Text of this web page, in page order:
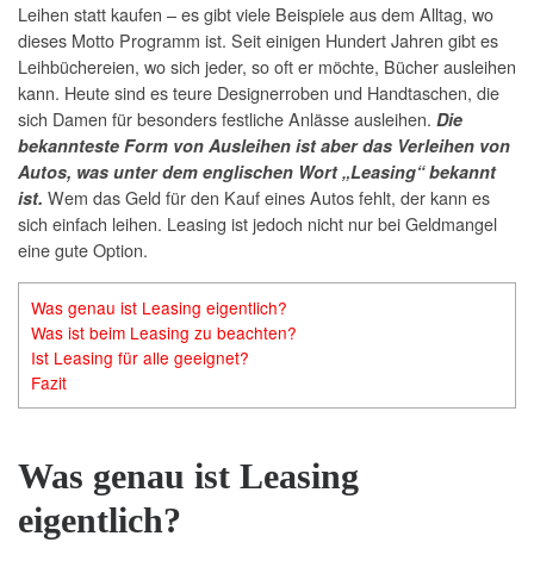
Leihen statt kaufen – es gibt viele Beispiele aus dem Alltag, wo
dieses Motto Programm ist. Seit einigen Hundert Jahren gibt es
Leihbüchereien, wo sich jeder, so oft er möchte, Bücher ausleihen
kann. Heute sind es teure Designerroben und Handtaschen, die
sich Damen für besonders festliche Anlässe ausleihen. Die
bekannteste Form von Ausleihen ist aber das Verleihen von
Autos, was unter dem englischen Wort „Leasing“ bekannt
ist. Wem das Geld für den Kauf eines Autos fehlt, der kann es
sich einfach leihen. Leasing ist jedoch nicht nur bei Geldmangel
eine gute Option.
Was genau ist Leasing eigentlich?
Was ist beim Leasing zu beachten?
Ist Leasing für alle geeignet?
Fazit
Was genau ist Leasing
eigentlich?